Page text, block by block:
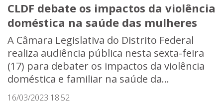
CLDF debate os impactos da violência
doméstica na saúde das mulheres
A Câmara Legislativa do Distrito Federal
realiza audiência pública nesta sexta-feira
(17) para debater os impactos da violência
doméstica e familiar na saúde da...
16/03/2023 18:52